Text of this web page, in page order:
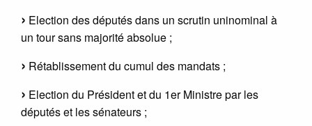
Election des députés dans un scrutin uninominal à
un tour sans majorité absolue ;
Rétablissement du cumul des mandats ;
Election du Président et du 1er Ministre par les
députés et les sénateurs ;